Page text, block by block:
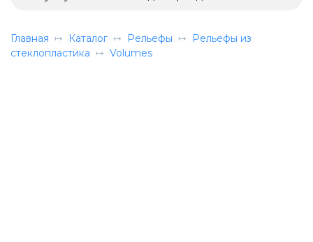
Главная Каталог Рельефы
Рельефы из
стеклопластика
Volumes